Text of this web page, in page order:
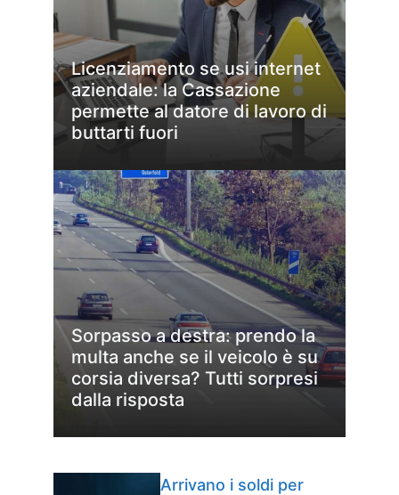
Licenziamento se usi internet
aziendale: la Cassazione
permette al datore di lavoro di
buttarti fuori
Sorpasso a destra: prendo la
multa anche se il veicolo è su
corsia diversa? Tutti sorpresi
dalla risposta
Arrivano i soldi per